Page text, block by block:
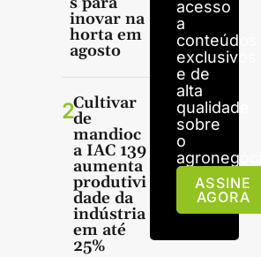
inovar na
horta em
agosto
2Cultivar
de
mandioc
a IAC 139
aumenta
produtivi
dade da
indústria
em até
25%
acesso
a
conteúdos
exclusivos
e de
alta
qualidade
sobre
o
ASSINE
AGORA